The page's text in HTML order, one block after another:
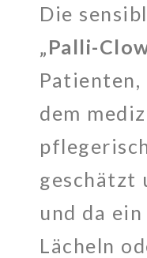
Die
„Palli-
Patienten,
dem
geschätzt
und da
Lächeln